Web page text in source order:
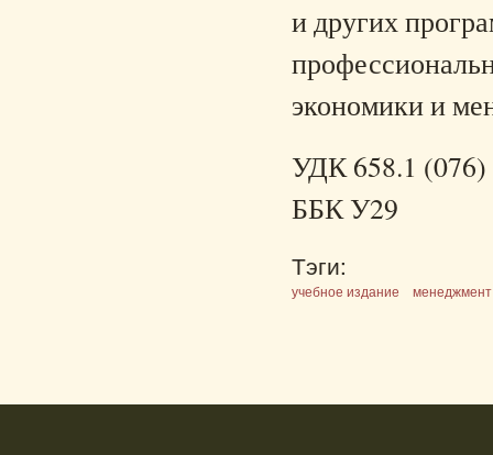
и других
экономики и
УДК 658.1 (076)
ББК У29
Тэги:
учебное издание менеджмент